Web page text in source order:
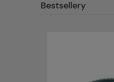
Bestsellery